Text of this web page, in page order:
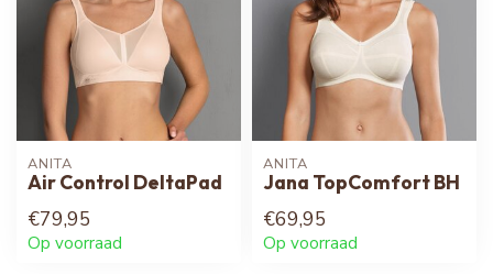
ANITA
Air Control DeltaPad
€79,95
Op voorraad
ANITA
Jana TopComfort BH
€69,95
Op voorraad